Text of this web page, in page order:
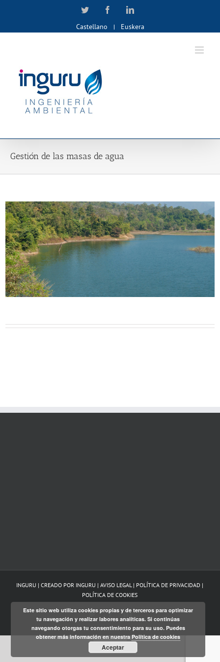
content
Twitter FacebookLinkedIn
Castellano Euskera
Gestión de las masas de agua
INGURU | CREADO POR INGURU |AVISO LEGAL | POLÍTICA DE PRIVACIDAD |
POLÍTICA DE COOKIES
TwitterFacebookLinkedIn
Euskara
Este sitio web utiliza cookies propias y de terceros para optimizar
tu navegación y realizar labores analíticas. Si continúas
navegando otorgas tu consentimiento para su uso. Puedes
obtener más información en nuestraPolítica de cookies
Aceptar